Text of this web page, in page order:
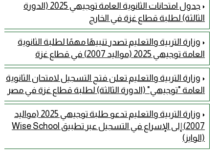
جدول امتحانات الثانوية العامة توجيهي 2025 (الدورة
الثالثة) لطلبة قطاع غزة في الخارج
وزارة التربية والتعليم تصدر تنبيهًا مهمًا لطلبة الثانوية
العامة توجيهي 2025 (مواليد 2007) في قطاع غزة
وزارة التربية والتعليم تعلن فتح التسجيل لامتحان الثانوية
العامة "توجيهي" (الدورة الثالثة) لطلبة قطاع غزة في مصر
وزارة التربية والتعليم تدعو طلبة توجيهي 2025 (مواليد
2007) إلى الإسراع في التسجيل عبر تطبيق Wise School
(الوايز)